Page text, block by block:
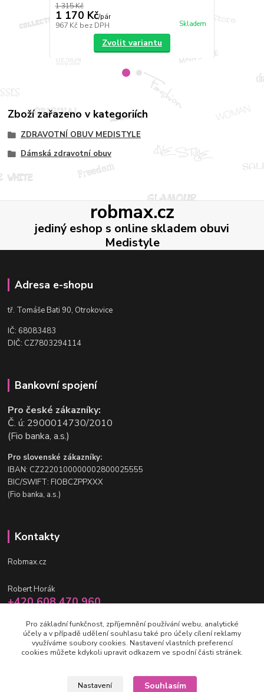
1 315 Kč
1 170 Kč/pár
967 Kč bez DPH Skladem
Zvolit variantu
1 190 Kč
983 Kč
Zboží zařazeno v kategoriích
ZDRAVOTNÍ OBUV MEDISTYLE
Dámská zdravotní obuv
robmax.cz
jediný eshop s online skladem obuvi
Medistyle
Adresa e-shopu
tř. Tomáše Bati 90, Otrokovice
IČ: 68083483
DIČ: CZ7803294114
Bankovní spojení
Pro české zákazníky:
Č. ú: 2900014730/2010
(Fio banka, a.s.)
Pro slovenské zákazníky:
IBAN: CZ2220100000002800025555
BIC/SWIFT: FIOBCZPPXXX
(Fio banka, a.s.)
Kontakty
Robmax.cz
Robert Horák
+420 608 470 960
info@robmax.cz
Pro základní funkčnost, zpříjemnění používání webu, analytické
účely a v případě udělení souhlasu také pro účely cílení reklamy
využíváme soubory cookies. Nastavení vlastních preferencí
cookies můžete kdykoli upravit odkazem ve spodní části stránek.
Nastavení Souhlasím